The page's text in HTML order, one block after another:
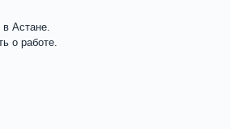
Астане.
о работе.